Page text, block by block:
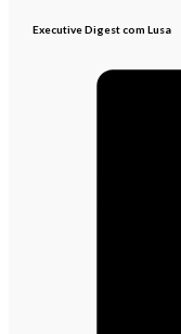
Executive Digest com Lusa